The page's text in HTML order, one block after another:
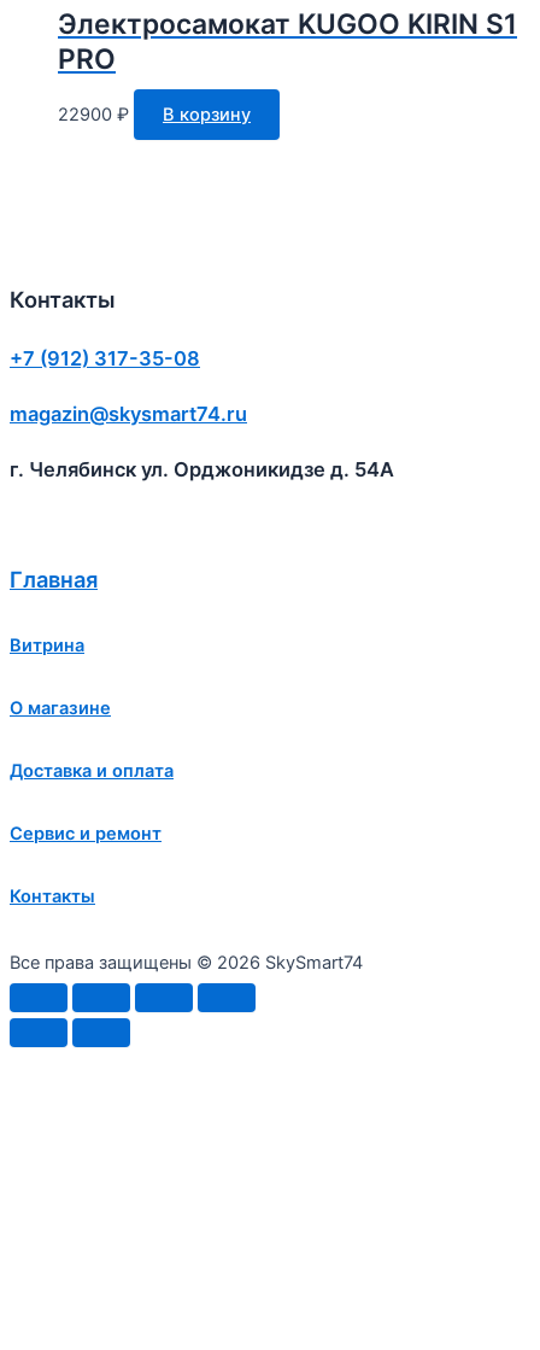
Электросамокат KUGOO KIRIN S1
PRO
22900 ₽ В корзину
Контакты
+7 (912) 317-35-08
magazin@skysmart74.ru
г. Челябинск ул. Орджоникидзе д. 54А
Главная
Витрина
О магазине
Доставка и оплата
Сервис и ремонт
Контакты
Все права защищены © 2026 SkySmart74